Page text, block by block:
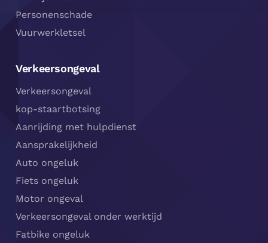
Personenschade
Vuurwerkletsel
Verkeersongeval
Verkeersongeval
kop-staartbotsing
Aanrijding met hulpdienst
Aansprakelijkheid
Auto ongeluk
Fiets ongeluk
Motor ongeval
Verkeersongeval onder werktijd
Fatbike ongeluk